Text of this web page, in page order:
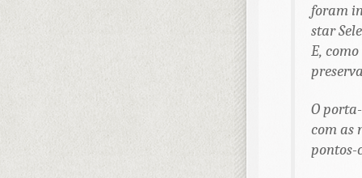
foram
star
E,
O
com as
pontos-